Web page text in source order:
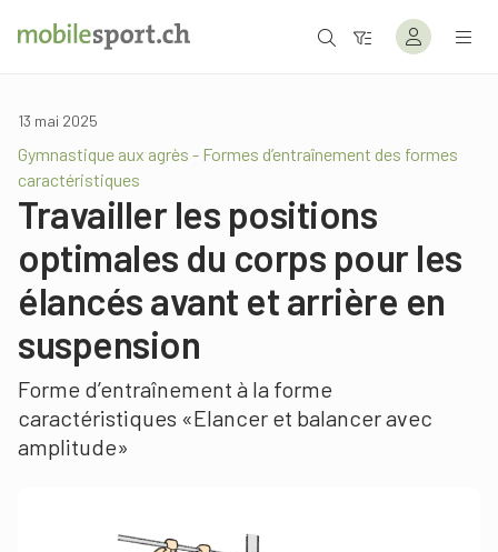
13 mai 2025
Gymnastique aux agrès - Formes d’entraînement des formes
caractéristiques
Travailler les positions
optimales du corps pour les
élancés avant et arrière en
suspension
Forme d’entraînement à la forme
caractéristiques «Elancer et balancer avec
amplitude»